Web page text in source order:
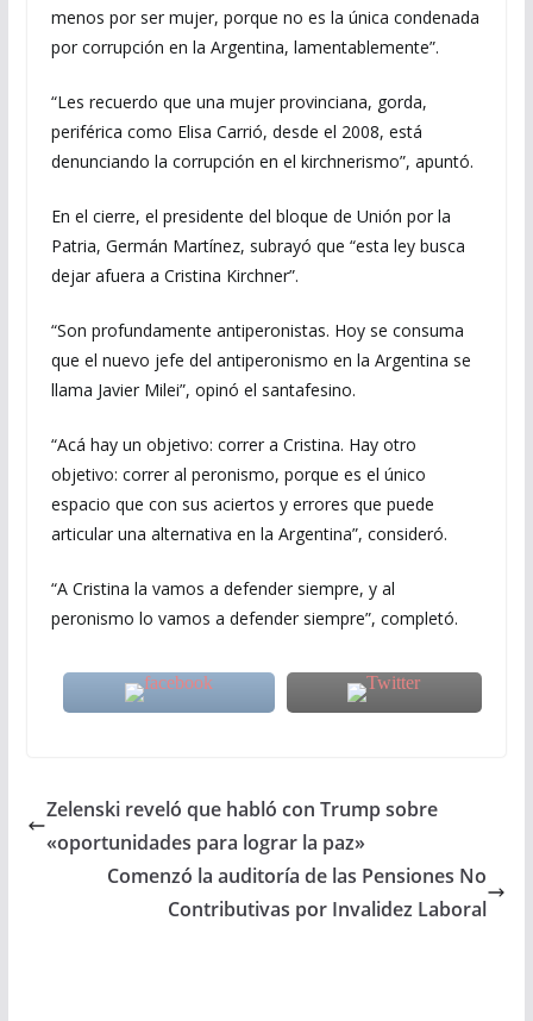
menos por ser mujer, porque no es la única condenada
por corrupción en la Argentina, lamentablemente”.
“Les recuerdo que una mujer provinciana, gorda,
periférica como Elisa Carrió, desde el 2008, está
denunciando la corrupción en el kirchnerismo”, apuntó.
En el cierre, el presidente del bloque de Unión por la
Patria, Germán Martínez, subrayó que “esta ley busca
dejar afuera a Cristina Kirchner”.
“Son profundamente antiperonistas. Hoy se consuma
que el nuevo jefe del antiperonismo en la Argentina se
llama Javier Milei”, opinó el santafesino.
“Acá hay un objetivo: correr a Cristina. Hay otro
objetivo: correr al peronismo, porque es el único
espacio que con sus aciertos y errores que puede
articular una alternativa en la Argentina”, consideró.
“A Cristina la vamos a defender siempre, y al
peronismo lo vamos a defender siempre”, completó.
Zelenski reveló que habló con Trump sobre
«oportunidades para lograr la paz»
Comenzó la auditoría de las Pensiones No
Contributivas por Invalidez Laboral